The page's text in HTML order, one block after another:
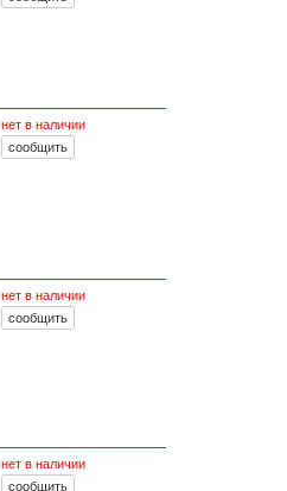
нет в наличии
нет в наличии
нет в наличии